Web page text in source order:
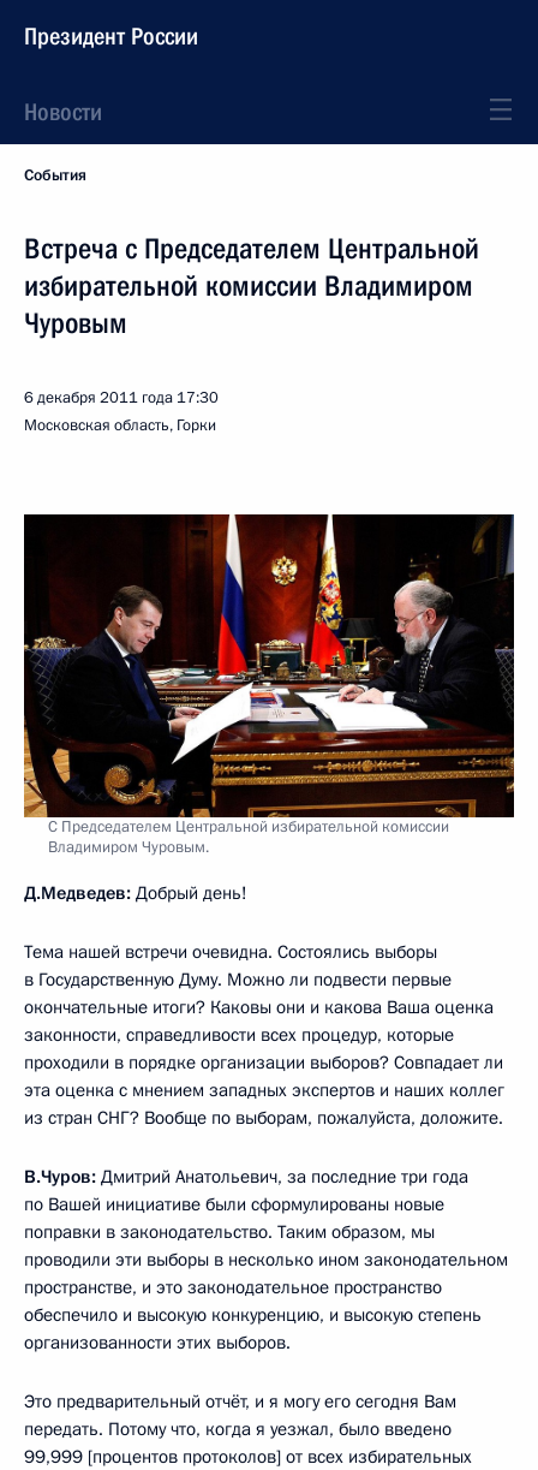
Президент России
Новости
События
Встреча с Председателем Центральной
избирательной комиссии Владимиром
Чуровым
6 декабря 2011 года 17:30
Московская область, Горки
С Председателем Центральной избирательной комиссии
Владимиром Чуровым.
Д.Медведев: Добрый день!
Тема нашей встречи очевидна. Состоялись выборы
в Государственную Думу. Можно ли подвести первые
окончательные итоги? Каковы они и какова Ваша оценка
законности, справедливости всех процедур, которые
проходили в порядке организации выборов? Совпадает ли
эта оценка с мнением западных экспертов и наших коллег
из стран СНГ? Вообще по выборам, пожалуйста, доложите.
В.Чуров: Дмитрий Анатольевич, за последние три года
по Вашей инициативе были сформулированы новые
поправки в законодательство. Таким образом, мы
проводили эти выборы в несколько ином законодательном
пространстве, и это законодательное пространство
обеспечило и высокую конкуренцию, и высокую степень
организованности этих выборов.
Это предварительный отчёт, и я могу его сегодня Вам
передать. Потому что, когда я уезжал, было введено
99,999 [процентов протоколов] от всех избирательных